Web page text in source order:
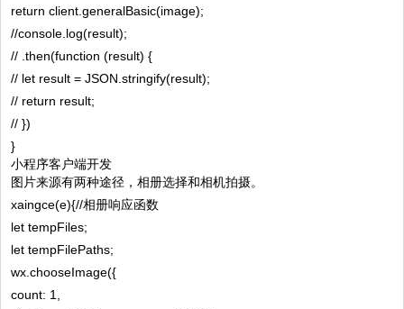
return client.generalBasic(image);
//console.log(result);
// .then(function (result) {
// let result = JSON.stringify(result);
// return result;
// })
}
小程序客户端开发
图片来源有两种途径，相册选择和相机拍摄。
xaingce(e){//相册响应函数
let tempFiles;
let tempFilePaths;
wx.chooseImage({
count: 1,